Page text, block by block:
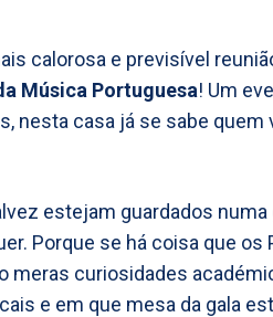
calorosa e previsível
Música Portuguesa! Um
nesta casa já se sabe quem
estejam guardados numa
Porque se há coisa que os
meras curiosidades
e em que mesa da gala